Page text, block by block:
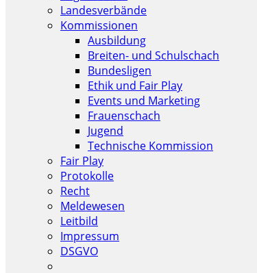
Landesverbände
Kommissionen
Ausbildung
Breiten- und Schulschach
Bundesligen
Ethik und Fair Play
Events und Marketing
Frauenschach
Jugend
Technische Kommission
Fair Play
Protokolle
Recht
Meldewesen
Leitbild
Impressum
DSGVO